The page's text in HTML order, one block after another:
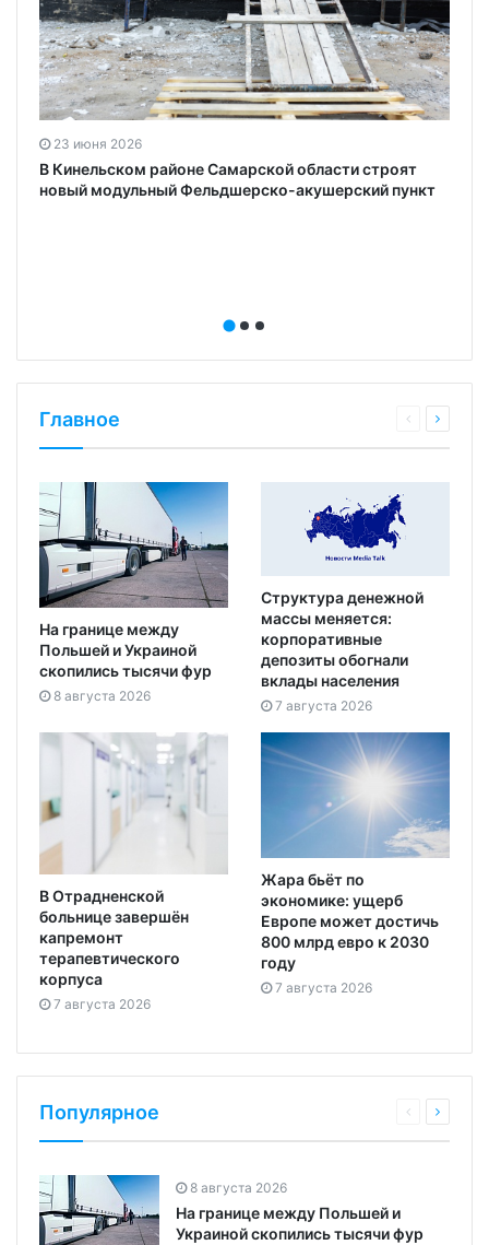
23 июня 2026
В Кинельском районе Самарской области строят
новый модульный Фельдшерско-акушерский пункт
Главное
На границе между
Польшей и Украиной
скопились тысячи фур
8 августа 2026
Структура денежной
массы меняется:
корпоративные
депозиты обогнали
вклады населения
7 августа 2026
В Отрадненской
больнице завершён
капремонт
терапевтического
корпуса
7 августа 2026
Жара бьёт по
экономике: ущерб
Европе может достичь
800 млрд евро к 2030
году
7 августа 2026
Популярное
8 августа 2026
На границе между Польшей и
Украиной скопились тысячи фур